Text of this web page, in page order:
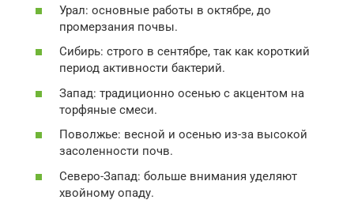
Урал: основные работы в октябре, до
промерзания почвы.
Сибирь: строго в сентябре, так как короткий
период активности бактерий.
Запад: традиционно осенью с акцентом на
торфяные смеси.
Поволжье: весной и осенью из-за высокой
засоленности почв.
Северо-Запад: больше внимания уделяют
хвойному опаду.